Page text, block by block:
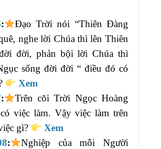
:
Đạo Trời nói “Thiên Đàng
nghe lời Chúa thì lên Thiên
đời, phản bội lời Chúa thì
sống đời đời “ điều đó có
Xem
:
Trên cõi Trời Ngọc Hoàng
việc làm. Vậy việc làm trên
gì?
Xem
:
Nghiệp của mỗi Người